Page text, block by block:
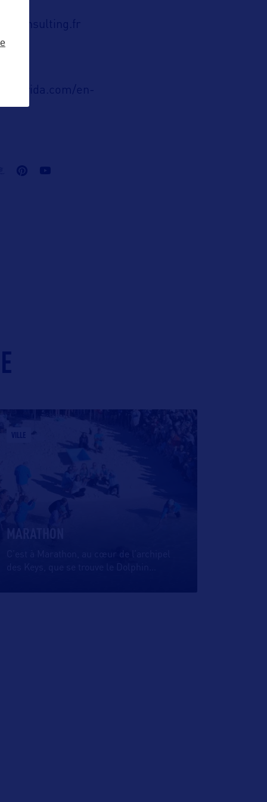
consulting.fr
en-
VILLE
MARATHON